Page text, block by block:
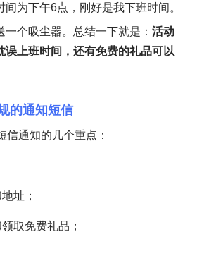
为下午6点，刚好是我下班时间。
个吸尘器。总结一下就是： 活动
误上班时间，还有免费的礼品可以
的通知短信
信通知的几个重点：
址；
取免费礼品；